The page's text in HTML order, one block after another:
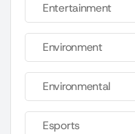
Entertainment
Environment
Environmental
Esports